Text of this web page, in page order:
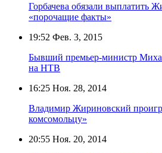
Горбачева обязали выплатить
«порочащие факты»
19:52 Фев. 3, 2015
Бывший премьер-министр
на НТВ
16:25 Ноя. 28, 2014
Владимир Жириновский
комсомольцу»
20:55 Ноя. 20, 2014